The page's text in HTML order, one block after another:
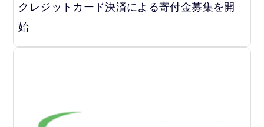
クレジットカード決済による寄付金募集を開
始